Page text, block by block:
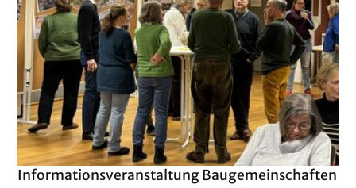
Informationsveranstaltung Baugemeinschaften